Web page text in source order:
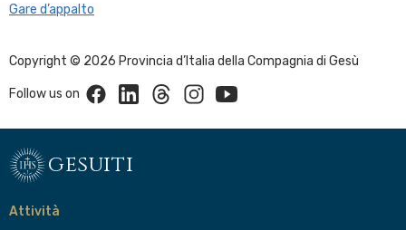
Gare d’appalto
Copyright © 2026 Provincia d’Italia della Compagnia di Gesù
Follow us on FacebookLinkedinThreadsInstagramYoutube
gesuiti
Attività